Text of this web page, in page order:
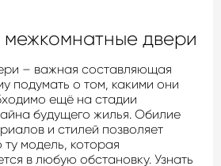
межкомнатные двери
– важная составляющая
подумать о том, какими они
ещё на стадии
будущего жилья. Обилие
и стилей позволяет
модель, которая
в любую обстановку. Узнать